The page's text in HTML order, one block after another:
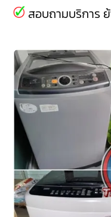
สอบถามบริการ